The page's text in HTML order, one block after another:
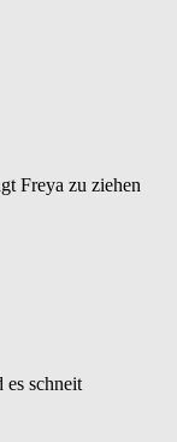
Freya zu ziehen
schneit